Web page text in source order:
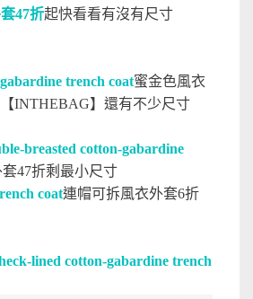
47折起快看看有沒有尺寸
trench coat蜜金色風衣
INTHEBAG】還有不少尺寸
breasted cotton-gabardine
47折剩最小尺寸
coat連帽可拆風衣外套6折
lined cotton-gabardine trench